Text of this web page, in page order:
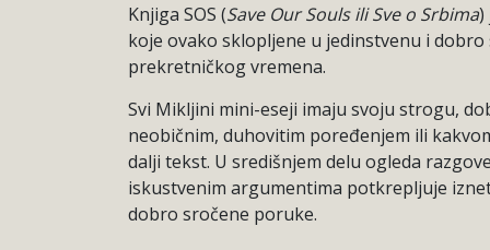
Knjiga SOS (Save Our Souls ili Sve o Srbima)
koje ovako sklopljene u jedinstvenu i
prekretničkog vremena.
Svi Mikljini mini-eseji imaju svoju strogu,
neobičnim, duhovitim poređenjem ili
dalji tekst. U središnjem delu ogleda
iskustvenim argumentima potkrepljuje
dobro sročene poruke.